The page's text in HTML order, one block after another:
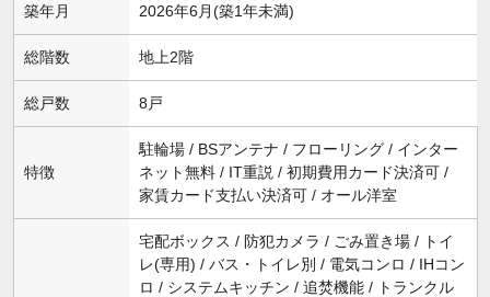
築年月 2026年6月(築1年未満)
総階数 地上2階
総戸数 8戸
特徴
駐輪場 / BSアンテナ / フローリング / インター
ネット無料 / IT重説 / 初期費用カード決済可 /
家賃カード支払い決済可 / オール洋室
宅配ボックス / 防犯カメラ / ごみ置き場 / トイ
レ(専用) / バス・トイレ別 / 電気コンロ / IHコン
ロ / システムキッチン / 追焚機能 / トランクル